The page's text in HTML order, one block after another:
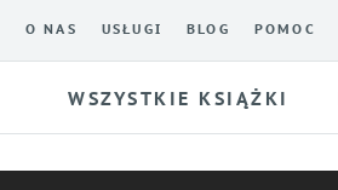
O NAS USŁUGI BLOG POMOC
WSZYSTKIE KSIĄŻKI